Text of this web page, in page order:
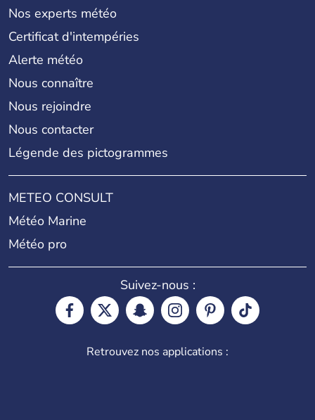
Nos experts météo
Certificat d'intempéries
Alerte météo
Nous connaître
Nous rejoindre
Nous contacter
Légende des pictogrammes
METEO CONSULT
Météo Marine
Météo pro
Suivez-nous :
Retrouvez nos applications :